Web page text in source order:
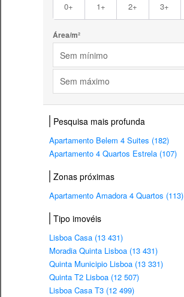
0+ 1+ 2+ 3+
Área/m²
Sem mínimo
Sem máximo
Pesquisa mais profunda
Apartamento Belem 4 Suites (182)
Apartamento 4 Quartos Estrela (107)
Zonas próximas
Apartamento Amadora 4 Quartos (113)
Tipo imovéis
Lisboa Casa (13 431)
Moradia Quinta Lisboa (13 431)
Quinta Municipio Lisboa (13 331)
Quinta T2 Lisboa (12 507)
Lisboa Casa T3 (12 499)